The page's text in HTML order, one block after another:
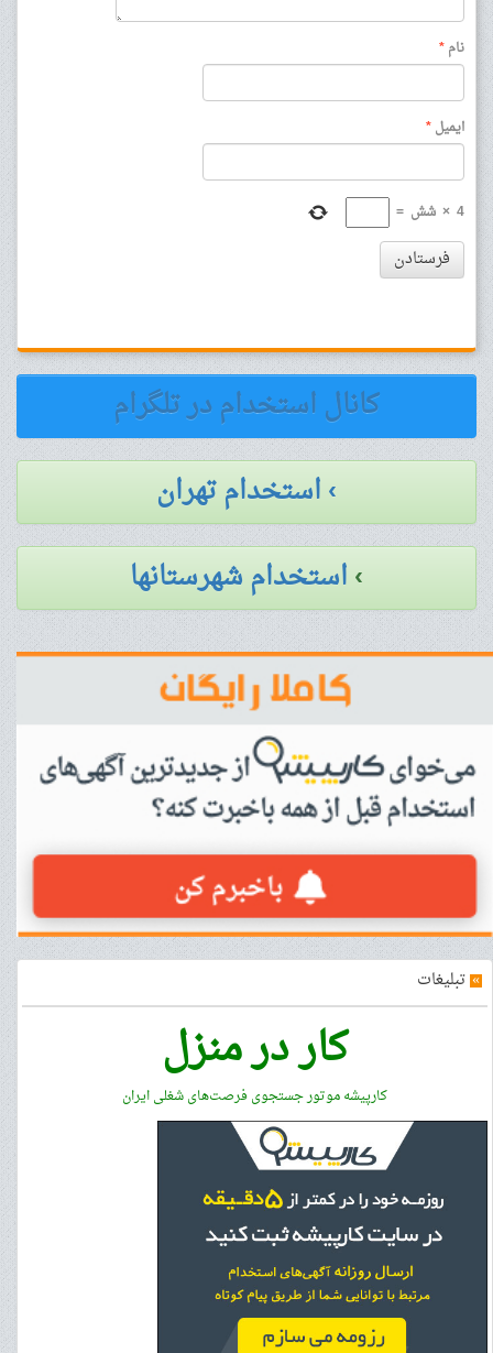
نام*
ایمیل*
4
× شش =
فرستادن
کانال استخدام در تلگرام
› استخدام تهران
›استخدام شهرستانها
» تبلیغات
کار در منزل
کارپیشه موتور جستجوی فرصت‌های شغلی ایران